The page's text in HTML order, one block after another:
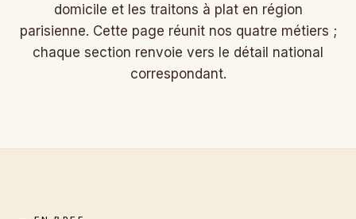
domicile et les traitons à plat en région
parisienne. Cette page réunit nos quatre métiers ;
chaque section renvoie vers le détail national
correspondant.